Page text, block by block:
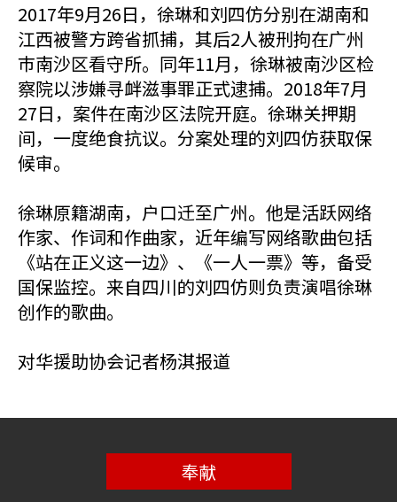
2017年9月26日，徐琳和刘四仿分别在湖南和
江西被警方跨省抓捕，其后2人被刑拘在广州
巿南沙区看守所。同年11月，徐琳被南沙区检
察院以涉嫌寻衅滋事罪正式逮捕。2018年7月
27日，案件在南沙区法院开庭。徐琳关押期
间，一度绝食抗议。分案处理的刘四仿获取保
候审。
徐琳原籍湖南，户口迁至广州。他是活跃网络
作家、作词和作曲家，近年编写网络歌曲包括
《站在正义这一边》、《一人一票》等，备受
国保监控。来自四川的刘四仿则负责演唱徐琳
创作的歌曲。
对华援助协会记者杨淇报道
奉献